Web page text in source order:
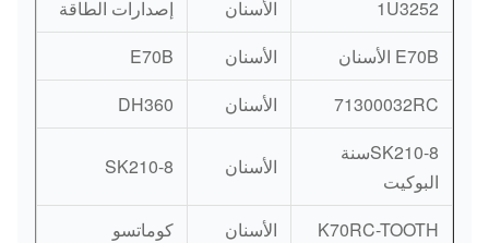
1U3252 الأسنان
إصدارات الطاقة
E70B الأسنان
الأسنان
E70B
71300032RC
الأسنان
DH360
SK210-8سنة
البوكيت
الأسنان SK210-8
K70RC-TOOTH الأسنان
كوماتسو